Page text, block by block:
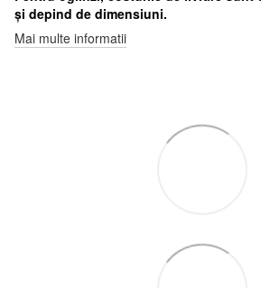
și depind de dimensiuni.
Mai multe informatii